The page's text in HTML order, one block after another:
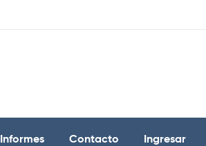
Informes Contacto Ingresar